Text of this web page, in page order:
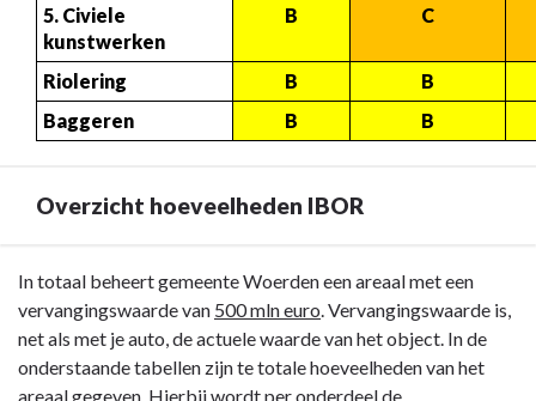
5. Civiele
kunstwerken
B C
Riolering B
B
Baggeren
B B
Overzicht hoeveelheden IBOR
Terug
naar
navigatie
Paragraaf
In totaal beheert gemeente Woerden een areaal met een
vervangingswaarde van 500 mln euro . Vervangingswaarde is,
net als met je auto, de actuele waarde van het object. In de
onderstaande tabellen zijn te totale hoeveelheden van het
areaal gegeven. Hierbij wordt per onderdeel de